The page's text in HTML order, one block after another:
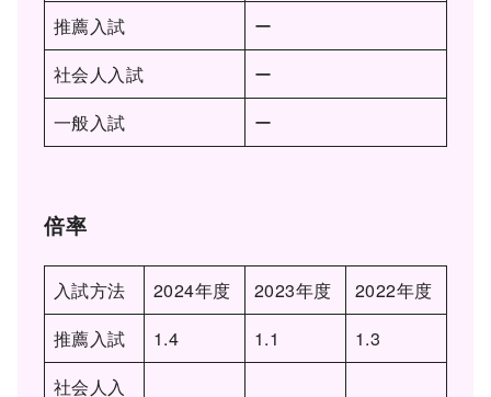
推薦入試
ー
社会人入試
ー
一般入試
ー
倍率
入試方法 2024年度 2023年度
2022年度
推薦入試
1.4 1.1
1.3
社会人入